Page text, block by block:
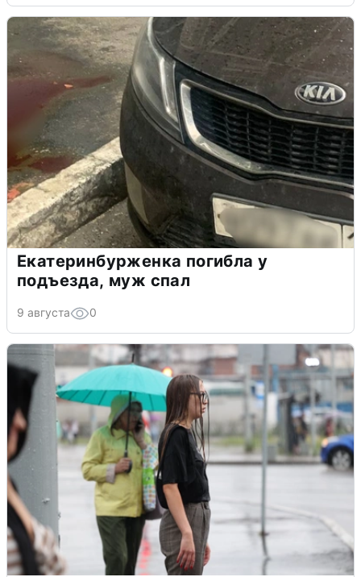
Екатеринбурженка погибла у
подъезда, муж спал
9 августа 0